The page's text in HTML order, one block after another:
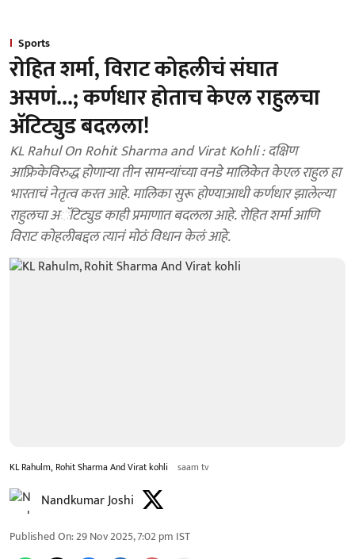
Sports
रोहित शर्मा, विराट कोहलीचं संघात
असणं...; कर्णधार होताच केएल राहुलचा
अ‍ॅटिट्युड बदलला!
KL Rahul On Rohit Sharma and Virat Kohli : दक्षिण
आफ्रिकेविरुद्ध होणाऱ्या तीन सामन्यांच्या वनडे मालिकेत केएल राहुल हा
भारताचं नेतृत्व करत आहे. मालिका सुरू होण्याआधी कर्णधार झालेल्या
राहुलचा अॅटिट्युड काही प्रमाणात बदलला आहे. रोहित शर्मा आणि
विराट कोहलीबद्दल त्यानं मोठं विधान केलं आहे.
KL Rahulm, Rohit Sharma And Virat kohli saam tv
Nandkumar Joshi
Published On:29 Nov 2025, 7:02 pm IST